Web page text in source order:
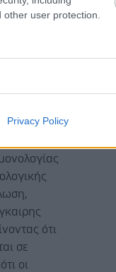
user protection.
Privacy Policy
ο κος
η κα Μαρία
Φίλων και
και η κα
ότι
σε
οι